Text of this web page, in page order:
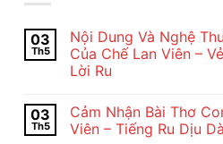
03
Th5
Nội Dung Và Nghệ
Của Chế Lan Viên –
Lời Ru
bình
luận
ở
03
Th5
Cảm Nhận Bài Thơ
Viên – Tiếng Ru Dịu